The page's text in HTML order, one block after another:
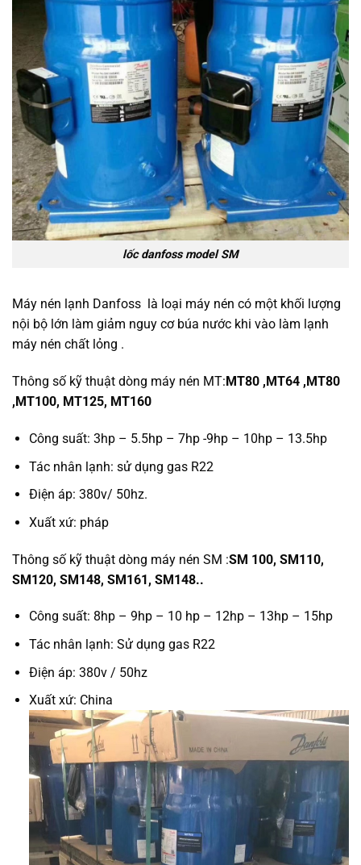
lốc danfoss model SM
Máy nén lạnh Danfoss là loại máy nén có một khối lượng
nội bộ lớn làm giảm nguy cơ búa nước khi vào làm lạnh
máy nén chất lỏng .
Thông số kỹ thuật dòng máy nén MT: MT80 ,MT64 ,MT80
,MT100, MT125, MT160
Công suất: 3hp – 5.5hp – 7hp -9hp – 10hp – 13.5hp
Tác nhân lạnh: sử dụng gas R22
Điện áp: 380v/ 50hz.
Xuất xứ: pháp
Thông số kỹ thuật dòng máy nén SM :SM 100, SM110,
SM120, SM148, SM161, SM148..
Công suất: 8hp – 9hp – 10 hp – 12hp – 13hp – 15hp
Tác nhân lạnh: Sử dụng gas R22
Điện áp: 380v / 50hz
Xuất xứ: China